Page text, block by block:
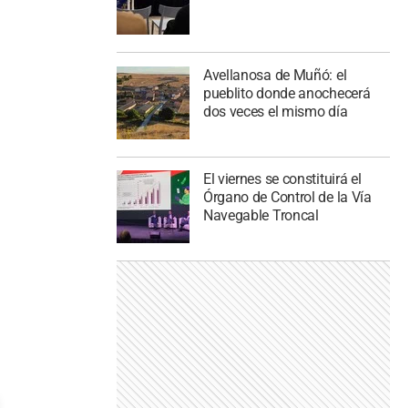
Avellanosa de Muñó: el
pueblito donde anochecerá
dos veces el mismo día
El viernes se constituirá el
Órgano de Control de la Vía
Navegable Troncal